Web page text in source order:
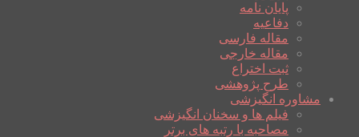
پایان نامه
دفاعیه
مقاله فارسی
مقاله خارجی
ثبت اختراع
طرح پژوهشی
مشاوره انگیزشی
فیلم ها و سخنان انگیزشی
مصاحبه با رتبه های برتر